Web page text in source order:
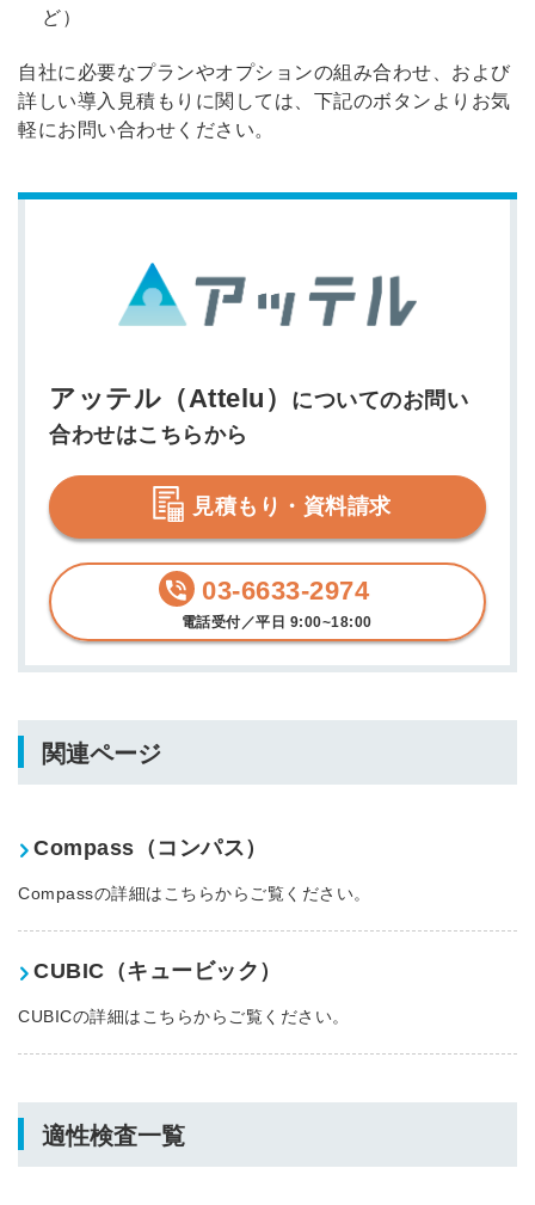
ど）
自社に必要なプランやオプションの組み合わせ、および
詳しい導入見積もりに関しては、下記のボタンよりお気
軽にお問い合わせください。
アッテル（Attelu）
についてのお問い
合わせはこちらから
見積もり・資料請求
03-6633-2974
電話受付／平日 9:00~18:00
関連ページ
Compass（コンパス）
Compassの詳細はこちらからご覧ください。
CUBIC（キュービック）
CUBICの詳細はこちらからご覧ください。
適性検査一覧